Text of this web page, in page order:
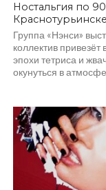
Ностальгия по
Краснотурьинске
Группа «Нэнси»
коллектив
эпохи тетриса и
окунуться в